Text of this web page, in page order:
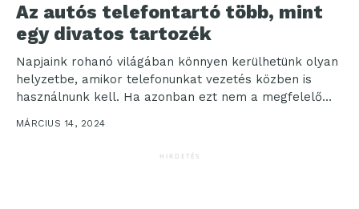
Az autós telefontartó több, mint
egy divatos tartozék
Napjaink rohanó világában könnyen kerülhetünk olyan
helyzetbe, amikor telefonunkat vezetés közben is
használnunk kell. Ha azonban ezt nem a megfelelő
módon tesszük, az...
MÁRCIUS 14, 2024
HIRDETÉS